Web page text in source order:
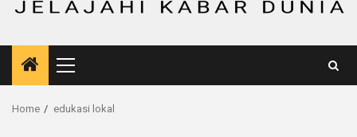
Primary
Menu
Home edukasi lokal